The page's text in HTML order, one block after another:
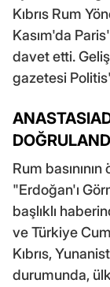
Kıbrıs Rum
Kasım'da
davet etti.
gazetesi
Rum
"Erdoğan'ı
başlıklı
ve Türkiye
Kıbrıs,
durumunda,